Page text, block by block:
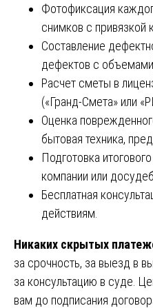
Фотофиксация
снимков с привязкой
Составление
дефектов с
Расчет сметы в
(«Гранд-Смета» или
Оценка
бытовая техника,
Подготовка
компании или
Бесплатная
действиям.
Никаких скрытых
за срочность, за выезд в
за консультацию в суде.
вам до подписания